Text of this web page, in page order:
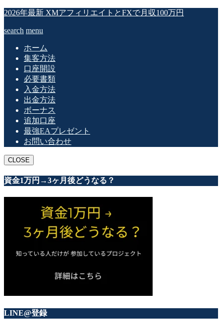
2026年最新 XMアフィリエイトとFXで月収100万円
search menu
ホーム
集客方法
口座開設
必要書類
入金方法
出金方法
ボーナス
追加口座
最強EAプレゼント
お問い合わせ
CLOSE
資金1万円→3ヶ月後どうなる？
LINE@登録